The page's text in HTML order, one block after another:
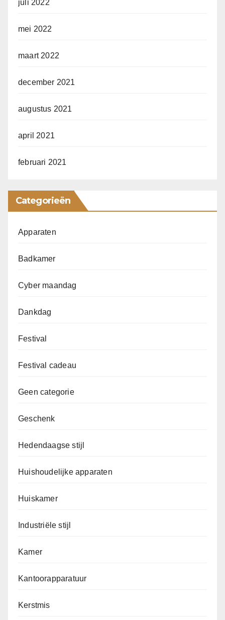
juli 2022
mei 2022
maart 2022
december 2021
augustus 2021
april 2021
februari 2021
Categorieën
Apparaten
Badkamer
Cyber maandag
Dankdag
Festival
Festival cadeau
Geen categorie
Geschenk
Hedendaagse stijl
Huishoudelijke apparaten
Huiskamer
Industriële stijl
Kamer
Kantoorapparatuur
Kerstmis